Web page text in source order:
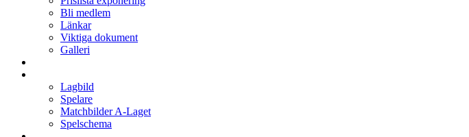
Bli medlem
Länkar
Viktiga dokument
Galleri
Lagbild
Spelare
Matchbilder A-Laget
Spelschema